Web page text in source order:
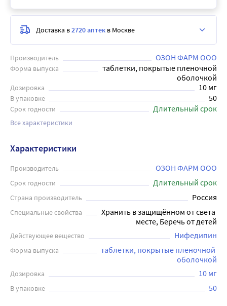
Производитель ОЗОН ФАРМ ООО
Форма выпуска
таблетки, покрытые пленочной
оболочкой
Дозировка 10 мг
В упаковке 50
Срок годности Длительный срок
Все характеристики
Доставка в2720 аптек в Москве
Характеристики
Производитель ОЗОН ФАРМ ООО
Срок годности Длительный срок
Страна производитель Россия
Специальные свойства
Хранить в защищённом от света
месте, Беречь от детей
Действующее вещество Нифедипин
Форма выпуска
таблетки, покрытые пленочной
оболочкой
Дозировка 10 мг
В упаковке 50